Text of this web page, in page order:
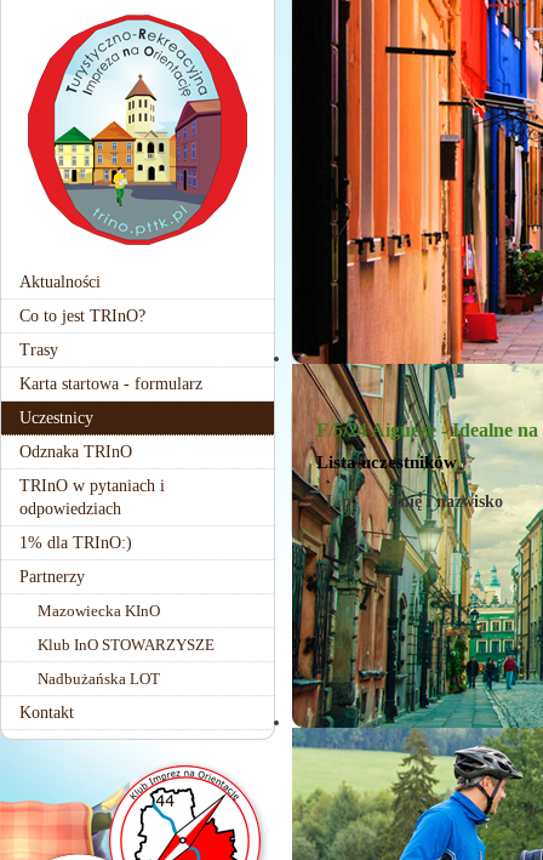
Aktualności
Co to jest TRInO?
Trasy
Karta startowa - formularz
Uczestnicy
Odznaka TRInO
TRInO w pytaniach i
odpowiedziach
1% dla TRInO:)
Partnerzy
Mazowiecka KInO
Klub InO STOWARZYSZE
Nadbużańska LOT
Kontakt
F/5/24 Aigueze - Idealne
Lista uczestników
L.p. Imię i nazwisko